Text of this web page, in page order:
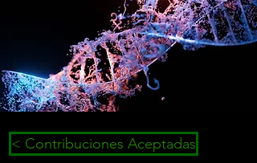
< Contribuciones Aceptadas